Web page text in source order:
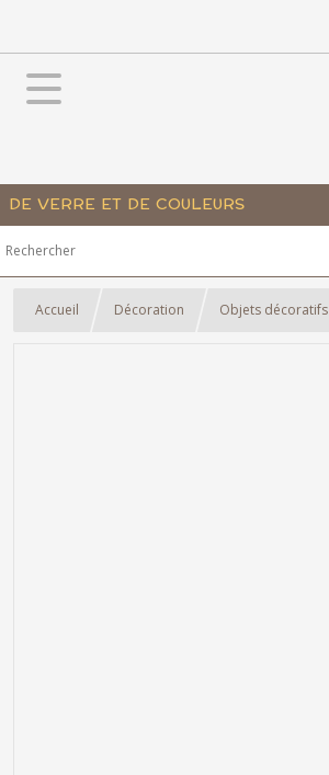
DE VERRE ET DE COULEURS
Accueil Décoration Objets décoratifs